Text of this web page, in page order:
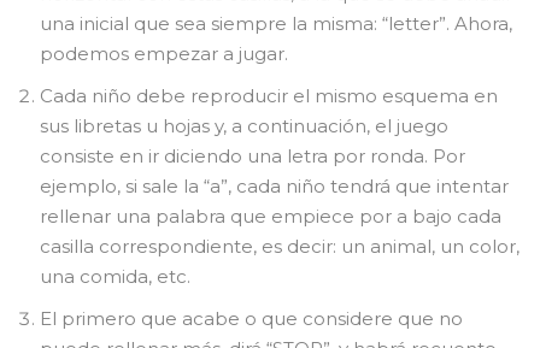
una inicial que sea siempre la misma: “letter”. Ahora,
podemos empezar a jugar.
Cada niño debe reproducir el mismo esquema en
sus libretas u hojas y, a continuación, el juego
consiste en ir diciendo una letra por ronda. Por
ejemplo, si sale la “a”, cada niño tendrá que intentar
rellenar una palabra que empiece por a bajo cada
casilla correspondiente, es decir: un animal, un color,
una comida, etc.
El primero que acabe o que considere que no